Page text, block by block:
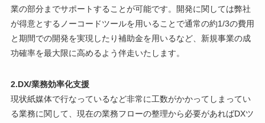
業の部分までサポートすることが可能です。開発に関しては弊社
が得意とするノーコードツールを用いることで通常の約1/3の費用
と期間での開発を実現したり補助金を用いるなど、新規事業の成
功確率を最大限に高めるよう伴走いたします。
2.DX/業務効率化支援
現状紙媒体で行なっているなど非常に工数がかかってしまってい
る業務に関して、現在の業務フローの整理から必要があればDXツ